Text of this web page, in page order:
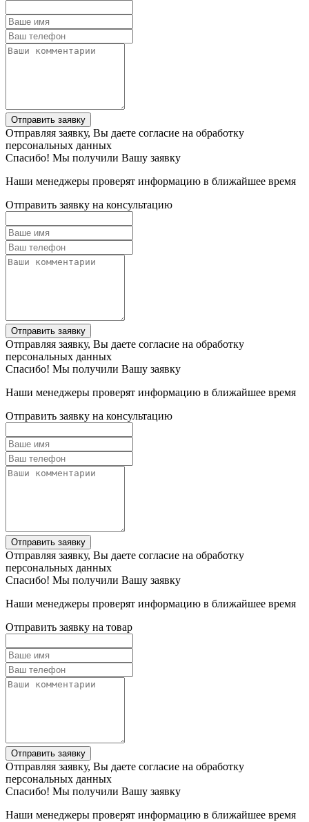
Отправить заявку
Отправляя заявку, Вы даете согласие на обработку
персональных данных
Спасибо! Мы получили Вашу заявку
Наши менеджеры проверят информацию в ближайшее время
Отправить заявку на консультацию
Отправить заявку
Отправляя заявку, Вы даете согласие на обработку
персональных данных
Спасибо! Мы получили Вашу заявку
Наши менеджеры проверят информацию в ближайшее время
Отправить заявку на консультацию
Отправить заявку
Отправляя заявку, Вы даете согласие на обработку
персональных данных
Спасибо! Мы получили Вашу заявку
Наши менеджеры проверят информацию в ближайшее время
Отправить заявку на товар
Отправить заявку
Отправляя заявку, Вы даете согласие на обработку
персональных данных
Спасибо! Мы получили Вашу заявку
Наши менеджеры проверят информацию в ближайшее время